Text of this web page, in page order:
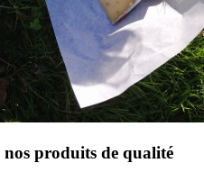
produits de qualité